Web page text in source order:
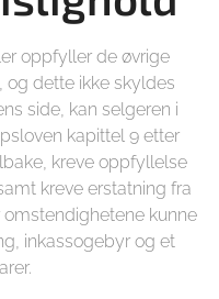
oppfyller de øvrige
og dette ikke skyldes
side, kan selgeren i
kapittel 9 etter
kreve oppfyllelse
kreve erstatning fra
omstendighetene kunne
inkassogebyr og et